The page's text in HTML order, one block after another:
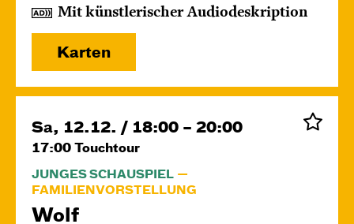
Mit künstlerischer Audiodeskription
Karten
Sa, 12.12. / 18:00 – 20:00
17:00 Touchtour
JUNGES SCHAUSPIEL
FAMILIENVORSTELLUNG
Wolf